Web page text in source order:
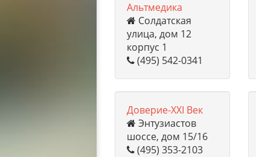
Альтмедика
Солдатская
улица, дом 12
корпус 1
(495) 542-0341
Доверие-XXI Век
Энтузиастов
шоссе, дом 15/16
(495) 353-2103